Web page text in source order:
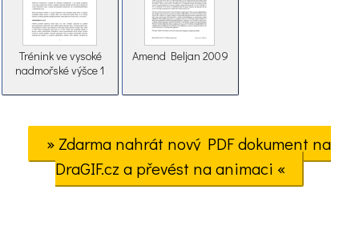
Trénink ve vysoké
nadmořské výšce 1
Amend Beljan 2009
» Zdarma nahrát nový PDF dokument na
DraGIF.cz a převést na animaci «